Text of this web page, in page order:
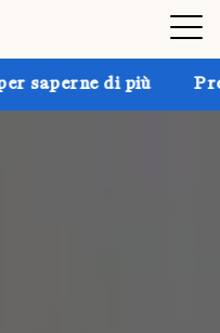
Prendi fino al 30%